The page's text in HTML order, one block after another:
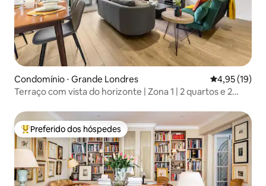
Condomínio ⋅ Grande Londres 4,95 de uma
4,95 (19)
Terraço com vista do horizonte | Zona 1 | 2 quartos e 2
Entre os melhores preferidos dos hóspedes
Preferido dos hóspedes